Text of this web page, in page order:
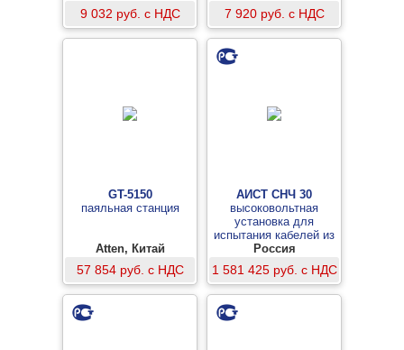
9 032 руб. с НДС 7 920 руб. с НДС
GT-5150
паяльная станция
Atten, Китай
57 854 руб. с НДС
АИСТ СНЧ 30
высоковольтная
установка для
испытания кабелей из
сшитого полиэтилена
Россия
1 581 425 руб. с НДС